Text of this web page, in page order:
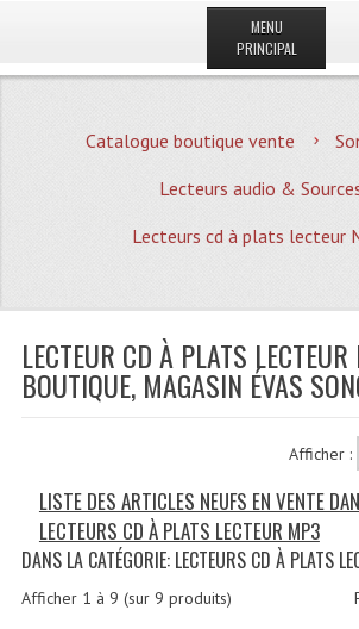
MENU
PRINCIPAL
MAGASIN
Quoi De Neuf?
Promotions
Location De Matériel
Le Matériel D´occasion
Recevoir Nos Promotions
Faire Votre Devis
CATÉGORIES
Catalogue boutique vente
Lecteurs audio &
Lecteurs cd à plats lecteur
LECTEUR CD À PLATS
BOUTIQUE, MAGASIN ÉVAS
Afficher :
LISTE DES ARTICLES NEUFS EN VENTE
LECTEURS CD À PLATS LECTEUR MP3
DANS LA CATÉGORIE: LECTEURS CD À PLATS
Afficher 1 à 9 (sur 9 produits)